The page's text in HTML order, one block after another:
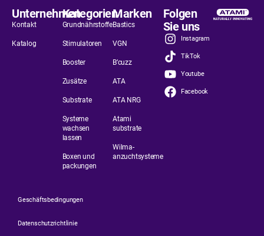
Unternehmen
Kontakt
Katalog
Kategorien
Grundnährstoffe
Stimulatoren
Booster
Zusätze
Substrate
Systeme
wachsen
lassen
Boxen und
packungen
Marken
Bastics
VGN
B’cuzz
ATA
ATA NRG
Atami
substrate
Wilma-
anzuchtsysteme
Folgen
Sie uns
Instagram
TikTok
Youtube
Facebook
Geschäftsbedingungen
Datenschutzrichtlinie